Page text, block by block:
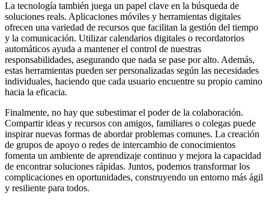
La tecnología también juega un papel clave en la búsqueda de
soluciones reals. Aplicaciones móviles y herramientas digitales
ofrecen una variedad de recursos que facilitan la gestión del tiempo
y la comunicación. Utilizar calendarios digitales o recordatorios
automáticos ayuda a mantener el control de nuestras
responsabilidades, asegurando que nada se pase por alto. Además,
estas herramientas pueden ser personalizadas según las necesidades
individuales, haciendo que cada usuario encuentre su propio camino
hacia la eficacia.
Finalmente, no hay que subestimar el poder de la colaboración.
Compartir ideas y recursos con amigos, familiares o colegas puede
inspirar nuevas formas de abordar problemas comunes. La creación
de grupos de apoyo o redes de intercambio de conocimientos
fomenta un ambiente de aprendizaje continuo y mejora la capacidad
de encontrar soluciones rápidas. Juntos, podemos transformar los
complicaciones en oportunidades, construyendo un entorno más ágil
y resiliente para todos.